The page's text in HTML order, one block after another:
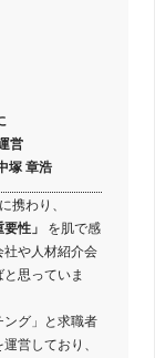
営
塚 章浩
携わり、
性」
を肌で感
社や人材紹介会
思っていま
ング」と求職者
営しており、